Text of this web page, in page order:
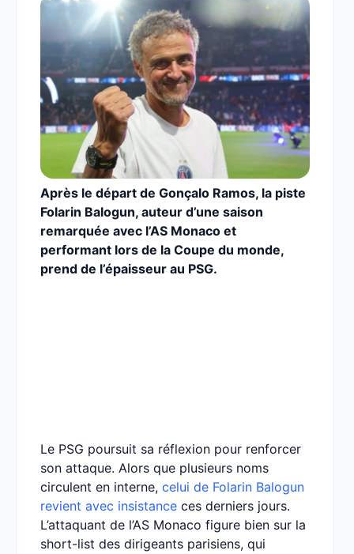
Après le départ de Gonçalo Ramos, la piste
Folarin Balogun, auteur d’une saison
remarquée avec l’AS Monaco et
performant lors de la Coupe du monde,
prend de l’épaisseur au PSG.
Le PSG poursuit sa réflexion pour renforcer
son attaque. Alors que plusieurs noms
circulent en interne, celui de Folarin Balogun
revient avec insistance ces derniers jours.
L’attaquant de l’AS Monaco figure bien sur la
short-list des dirigeants parisiens, qui